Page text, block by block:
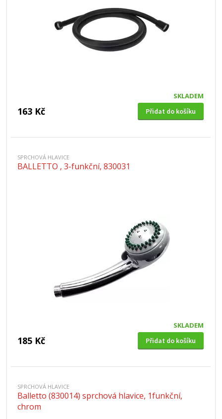
SKLADEM
163 Kč Přidat do košíku
SPRCHOVÁ HLAVICE
BALLETTO , 3-funkční, 830031
SKLADEM
185 Kč Přidat do košíku
SPRCHOVÁ HLAVICE
Balletto (830014) sprchová hlavice, 1funkční,
chrom